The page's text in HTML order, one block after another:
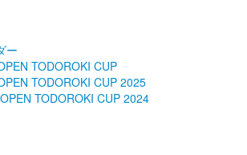
ー
TODOROKI CUP
TODOROKI CUP 2025
TODOROKI CUP 2024